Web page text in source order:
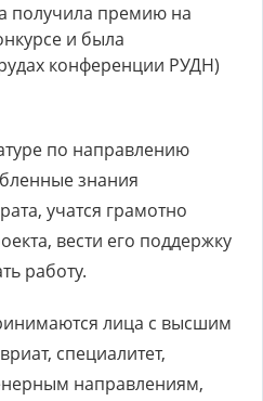
получила премию на
и была
конференции РУДН)
по направлению
знания
учатся грамотно
вести его поддержку
работу.
лица с высшим
специалитет,
направлениям,